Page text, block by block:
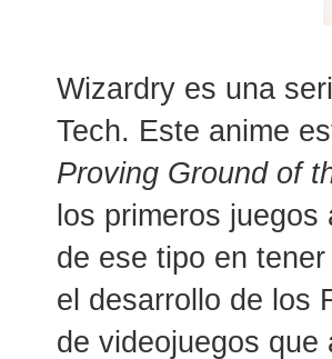
Wizardry es una
Tech. Este anime
Proving Ground of
los primeros
de ese tipo en
el desarrollo de los
de videojuegos